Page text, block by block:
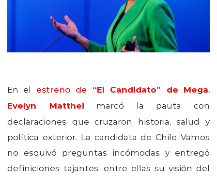
En el estreno de “El Candidato” de Mega,
Evelyn Matthei marcó la pauta con
declaraciones que cruzaron historia, salud y
política exterior. La candidata de Chile Vamos
no esquivó preguntas incómodas y entregó
definiciones tajantes, entre ellas su visión del